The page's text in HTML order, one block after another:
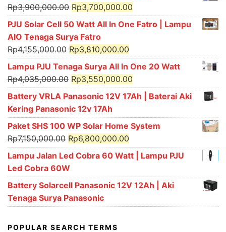
Rp3,900,000.00 Original
price
was:
Rp3,900,000.00.
Rp3,700,000.00
price
PJU Solar Cell 50 Watt All In One Fatro | Lampu
AIO Tenaga Surya Fatro
Rp4,155,000.00 Original
price
was:
Rp4,155,000.00.
Rp3,810,000.00
price
is:
Rp3,810,000.00.
Lampu PJU Tenaga Surya All In One 20 Watt
Rp4,035,000.00 Original
price
was:
Rp4,035,000.00.
Rp3,550,000.00
price
Rp3,550,000.00.
Battery VRLA Panasonic 12V 17Ah | Baterai Aki
Kering Panasonic 12v 17Ah
Paket SHS 100 WP Solar Home System
Rp7,150,000.00 Original
price
was:
Rp7,150,000.00.
Rp6,800,000.00
price
is:
Rp6,800,000.00.
Lampu Jalan Led Cobra 60 Watt | Lampu PJU
Led Cobra 60W
Battery Solarcell Panasonic 12V 12Ah | Aki
Tenaga Surya Panasonic
POPULAR SEARCH TERMS